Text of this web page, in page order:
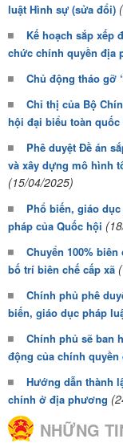
luật Hình sự (sửa đổi)
Kế hoạch sắp xếp
chức chính quyền địa
Chủ động tháo gỡ
Chỉ thị của Bộ
hội đại biểu toàn
Phê duyệt Đề án
và xây dựng mô hình
(15/04/2025)
Phổ biến, giáo
pháp của Quốc hội
Chuyển 100%
bố trí biên chế cấp xã
Chính phủ phê
biến, giáo dục pháp
Chính phủ sẽ ban
động của chính
Hướng dẫn thành
chính ở địa phương
NHỮNG